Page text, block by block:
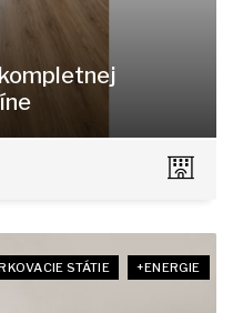
STÁTIE +ENERGIE